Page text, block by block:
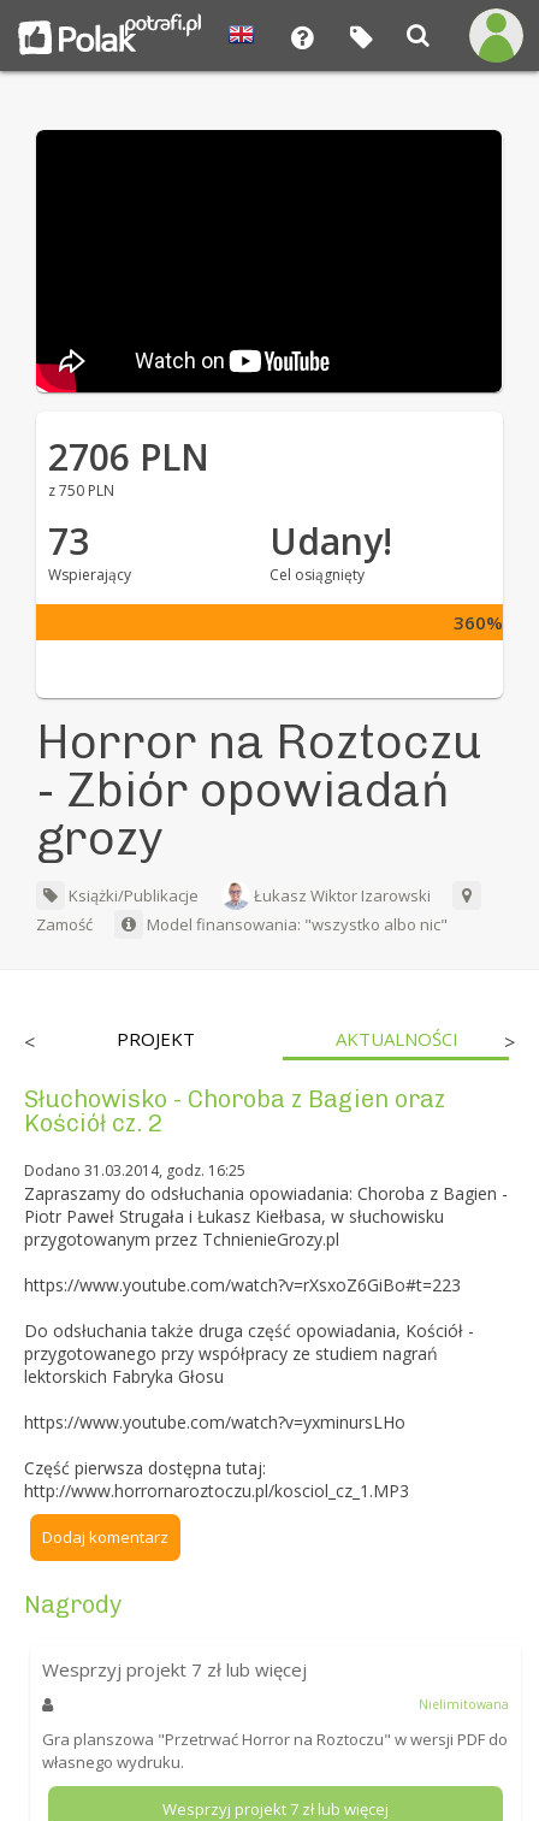
2706 PLN
z 750 PLN
73
Wspierający
Udany!
Cel osiągnięty
360%
Horror na Roztoczu
- Zbiór opowiadań
grozy
Książki/Publikacje
Łukasz Wiktor Izarowski
Zamość
Model finansowania: "wszystko albo nic"
< PROJEKT AKTUALNOŚCI >
Słuchowisko - Choroba z Bagien oraz
Kościół cz. 2
Dodano 31.03.2014, godz. 16:25
Zapraszamy do odsłuchania opowiadania: Choroba z Bagien -
Piotr Paweł Strugała i Łukasz Kiełbasa, w słuchowisku
przygotowanym przez TchnienieGrozy.pl
https://www.youtube.com/watch?v=rXsxoZ6GiBo#t=223
Do odsłuchania także druga część opowiadania, Kościół -
przygotowanego przy współpracy ze studiem nagrań
lektorskich Fabryka Głosu
https://www.youtube.com/watch?v=yxminursLHo
Część pierwsza dostępna tutaj:
http://www.horrornaroztoczu.pl/kosciol_cz_1.MP3
Dodaj komentarz
Nagrody
Wesprzyj projekt 7 zł lub więcej
Nielimitowana
Gra planszowa "Przetrwać Horror na Roztoczu" w wersji PDF do
własnego wydruku.
Wesprzyj projekt7zł lub więcej